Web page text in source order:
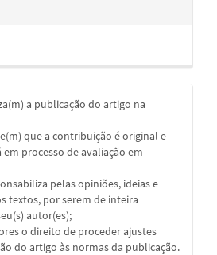
a publicação do artigo na
que a contribuição é original e
processo de avaliação em
pelas opiniões, ideias e
textos, por serem de inteira
autor(es);
o direito de proceder ajustes
do artigo às normas da publicação.